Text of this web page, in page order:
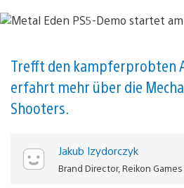
Trefft den kampferprobten
erfahrt mehr über die
Shooters.
Jakub Izydorczyk
Brand Director, Reikon Games